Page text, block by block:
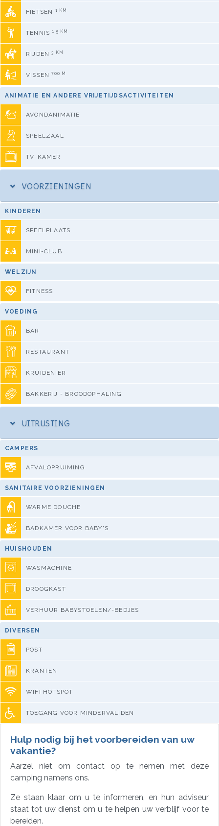
FIETSEN 1 KM
TENNIS 1,5 KM
RIJDEN3 KM
VISSEN 700 M
ANIMATIE EN ANDERE VRIJETIJDSACTIVITEITEN
AVONDANIMATIE
SPEELZAAL
TV-KAMER
VOORZIENINGEN
KINDEREN
SPEELPLAATS
MINI-CLUB
WELZIJN
FITNESS
VOEDING
BAR
RESTAURANT
KRUIDENIER
BAKKERIJ - BROODOPHALING
UITRUSTING
CAMPERS
AFVALOPRUIMING
SANITAIRE VOORZIENINGEN
WARME DOUCHE
BADKAMER VOOR BABY'S
HUISHOUDEN
WASMACHINE
DROOGKAST
VERHUUR BABYSTOELEN/-BEDJES
DIVERSEN
POST
KRANTEN
WIFI HOTSPOT
TOEGANG VOOR MINDERVALIDEN
Hulp nodig bij het voorbereiden van uw
vakantie?
Aarzel niet om contact op te nemen met deze
camping namens ons.
Ze staan klaar om u te informeren, en hun adviseur
staat tot uw dienst om u te helpen uw verblijf voor te
bereiden.